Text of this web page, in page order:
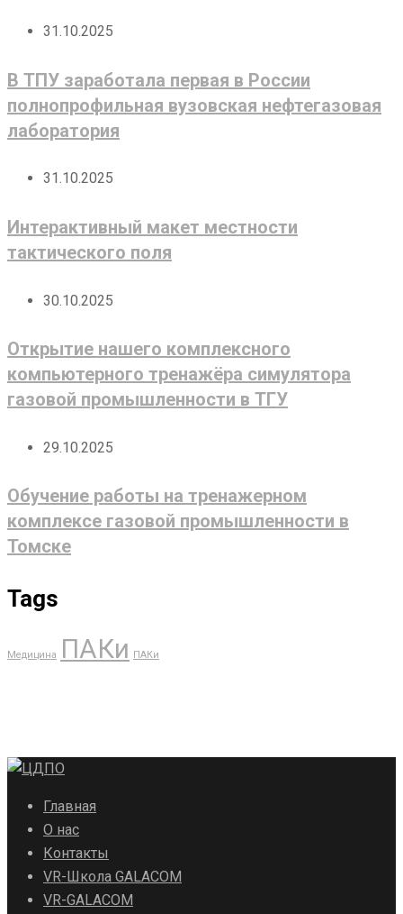
31.10.2025
В ТПУ заработала первая в России
полнопрофильная вузовская нефтегазовая
лаборатория
31.10.2025
Интерактивный макет местности
тактического поля
30.10.2025
Открытие нашего комплексного
компьютерного тренажёра симулятора
газовой промышленности в ТГУ
29.10.2025
Обучение работы на тренажерном
комплексе газовой промышленности в
Томске
Tags
Медицина ПАКи ПАКи
Главная
О нас
Контакты
VR-Школа GALACOM
VR-GALACOM